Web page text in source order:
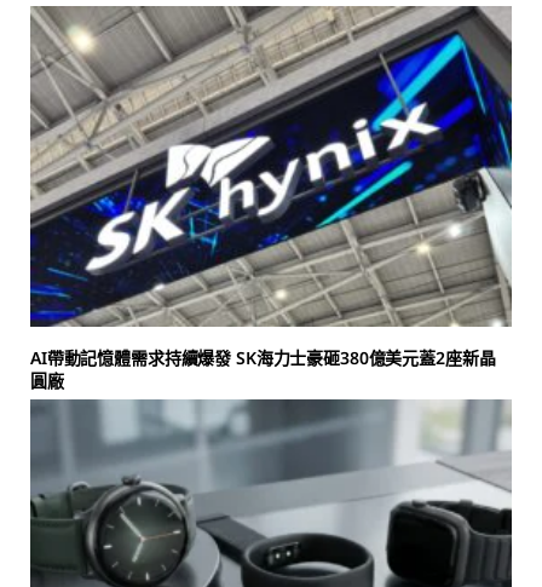
AI帶動記憶體需求持續爆發 SK海力士豪砸380億美元蓋2座新晶
圓廠